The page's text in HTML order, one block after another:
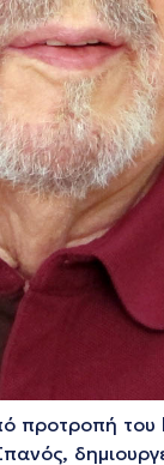
προτροπή του